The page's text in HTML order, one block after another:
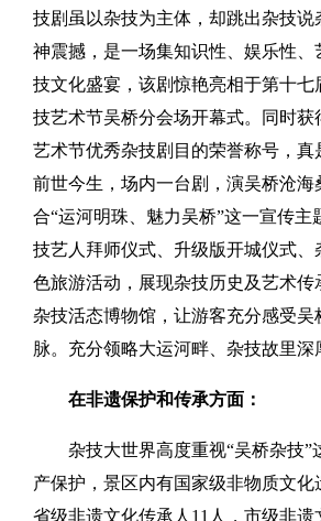
技剧虽以杂技为主体，却跳出杂技说
神震撼，是一场集知识性、娱乐性、
技文化盛宴，该剧惊艳亮相于第十七
技艺术节吴桥分会场开幕式。同时获
艺术节优秀杂技剧目的荣誉称号，真
前世今生，场内一台剧，演吴桥沧海
合“运河明珠、魅力吴桥”这一宣传主
技艺人拜师仪式、升级版开城仪式、
色旅游活动，展现杂技历史及艺术传
杂技活态博物馆，让游客充分感受吴
脉。充分领略大运河畔、杂技故里深
在非遗保护和传承方面：
杂技大世界高度重视“吴桥杂技”
产保护，景区内有国家级非物质文化
省级非遗文化传承人11人，市级非遗